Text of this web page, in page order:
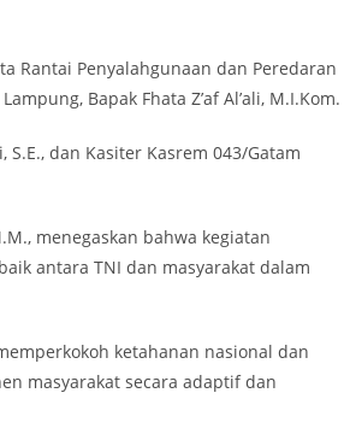
Rantai Penyalahgunaan dan Peredaran
Bapak Fhata Z’af Al’ali, M.I.Kom.
dan Kasiter Kasrem 043/Gatam
menegaskan bahwa kegiatan
antara TNI dan masyarakat dalam
ketahanan nasional dan
masyarakat secara adaptif dan